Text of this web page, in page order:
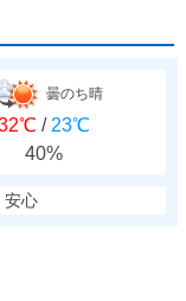
曇のち晴
/ 23℃
40%
安心